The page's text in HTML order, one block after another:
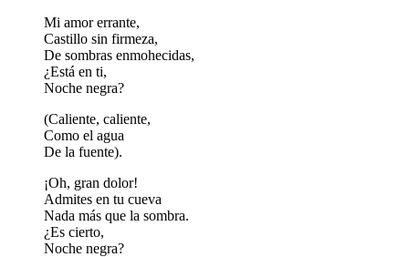
Mi amor errante,
Castillo sin firmeza,
De sombras enmohecidas,
¿Está en ti,
Noche negra?
(Caliente, caliente,
Como el agua
De la fuente).
¡Oh, gran dolor!
Admites en tu cueva
Nada más que la sombra.
¿Es cierto,
Noche negra?